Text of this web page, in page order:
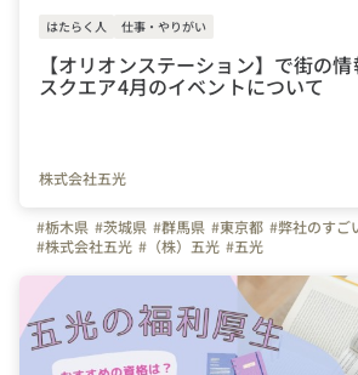
はたらく人 仕事・やりがい
【オリオンステーション】で街の
スクエア4月のイベントについて
株式会社五光
#栃木県 #茨城県 #群馬県 #東京都 #弊社のすご
#株式会社五光 #（株）五光 #五光